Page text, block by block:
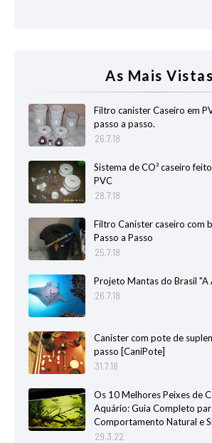
As Mais Vistas
Filtro canister Caseiro em
passo a passo.
26.7.18
Sistema de CO² caseiro
PVC
28.7.18
Filtro Canister caseiro com
Passo a Passo
25.7.18
Projeto Mantas do Brasil "A
26.7.18
Canister com pote de
passo [CaniPote]
31.7.18
Os 10 Melhores Peixes de
Aquário: Guia Completo
Comportamento Natural e
29.3.22